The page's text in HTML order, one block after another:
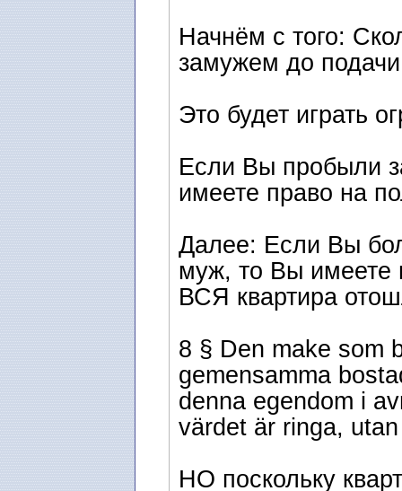
Начнём с того:
замужем до
Это будет играть
Если Вы пробыли
имеете право на
Далее: Если Вы
муж, то Вы имеете
ВСЯ квартира
8 § Den make som
gemensamma
denna egendom i
värdet är ringa,
НО поскольку